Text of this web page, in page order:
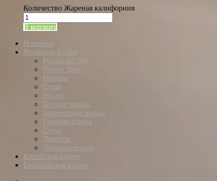
Количество Жареная калифорния
В корзину
Новинки
Японская кухня
Роллы по 299
Роллы Дня
Наборы
Суши
Роллы
Теплые роллы
Запеченные роллы
Горячие блюда
Супы
Десерты
Дополнительно
Китайская кухня
Европейская кухня